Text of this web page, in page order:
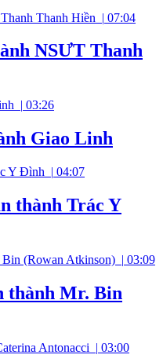
| 07:04
NSƯT Thanh
| 03:26
Giao Linh
| 04:07
thành Trác Y
| 03:09
thành Mr. Bin
| 03:00